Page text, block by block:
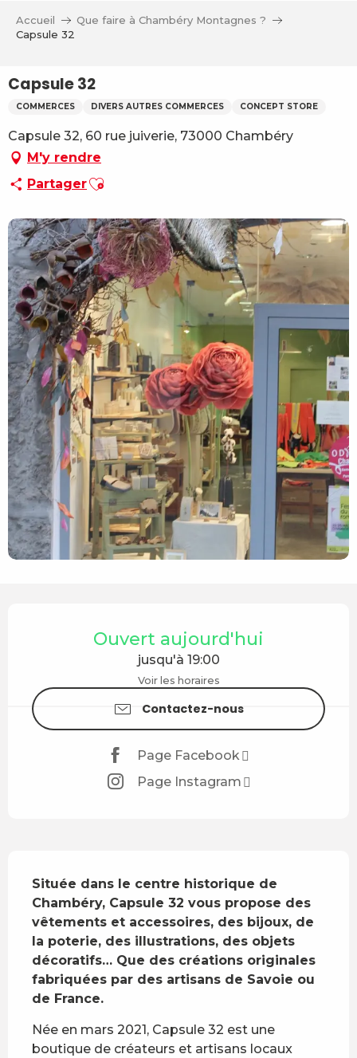
Accueil
Que faire à Chambéry Montagnes ?
Capsule 32
Capsule 32
COMMERCES DIVERS AUTRES COMMERCES CONCEPT STORE
Capsule 32, 60 rue juiverie, 73000 Chambéry
M'y rendre
PartagerAjouter aux favoris
Ouvert aujourd'hui
jusqu'à 19:00
Voir les horaires
Contactez-nous
Page Facebook
Page Instagram
Située dans le centre historique de
Chambéry, Capsule 32 vous propose des
vêtements et accessoires, des bijoux, de
la poterie, des illustrations, des objets
décoratifs… Que des créations originales
fabriquées par des artisans de Savoie ou
de France.
Née en mars 2021, Capsule 32 est une
boutique de créateurs et artisans locaux